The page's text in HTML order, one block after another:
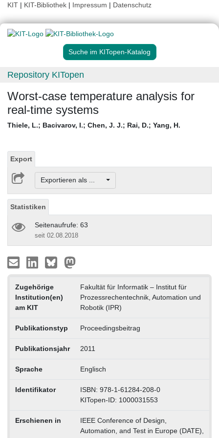
KIT | KIT-Bibliothek | Impressum | Datenschutz
Suche im KITopen-Katalog
Repository KITopen
Worst-case temperature analysis for
real-time systems
Thiele, L.; Bacivarov, I.; Chen, J. J.; Rai, D.; Yang, H.
Export
Exportieren als ...
Statistiken
Seitenaufrufe: 63
seit 02.08.2018
Zugehörige
Institution(en)
am KIT
Fakultät für Informatik – Institut für
Prozessrechentechnik, Automation und
Robotik (IPR)
Publikationstyp Proceedingsbeitrag
Publikationsjahr 2011
Sprache Englisch
Identifikator
ISBN: 978-1-61284-208-0
KITopen-ID: 1000031553
Erschienen in
IEEE Conference of Design,
Automation, and Test in Europe (DATE),